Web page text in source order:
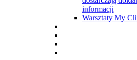
informacji
Warsztaty My